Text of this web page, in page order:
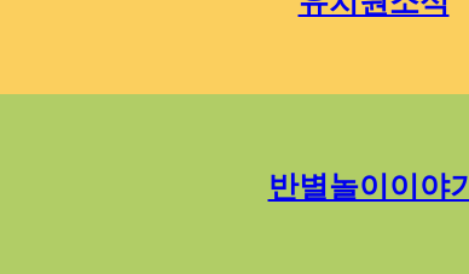
반별놀이이야기